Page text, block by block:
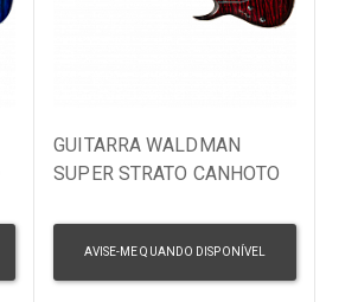
GUITARRA WALDMAN
SUPER STRATO CANHOTO
AVISE-ME QUANDO DISPONÍVEL